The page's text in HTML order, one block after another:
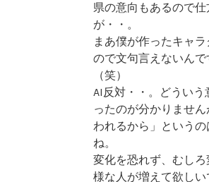
県の意向もあるので
が・・。
まあ僕が作ったキャ
ので文句言えないんで
（笑）
AI反対・・。どういう
ったのが分かりませ
われるから」という
ね。
変化を恐れず、むし
様な人が増えて欲しい